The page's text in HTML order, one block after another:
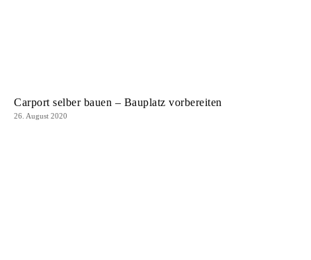
Carport selber bauen – Bauplatz vorbereiten
26. August 2020